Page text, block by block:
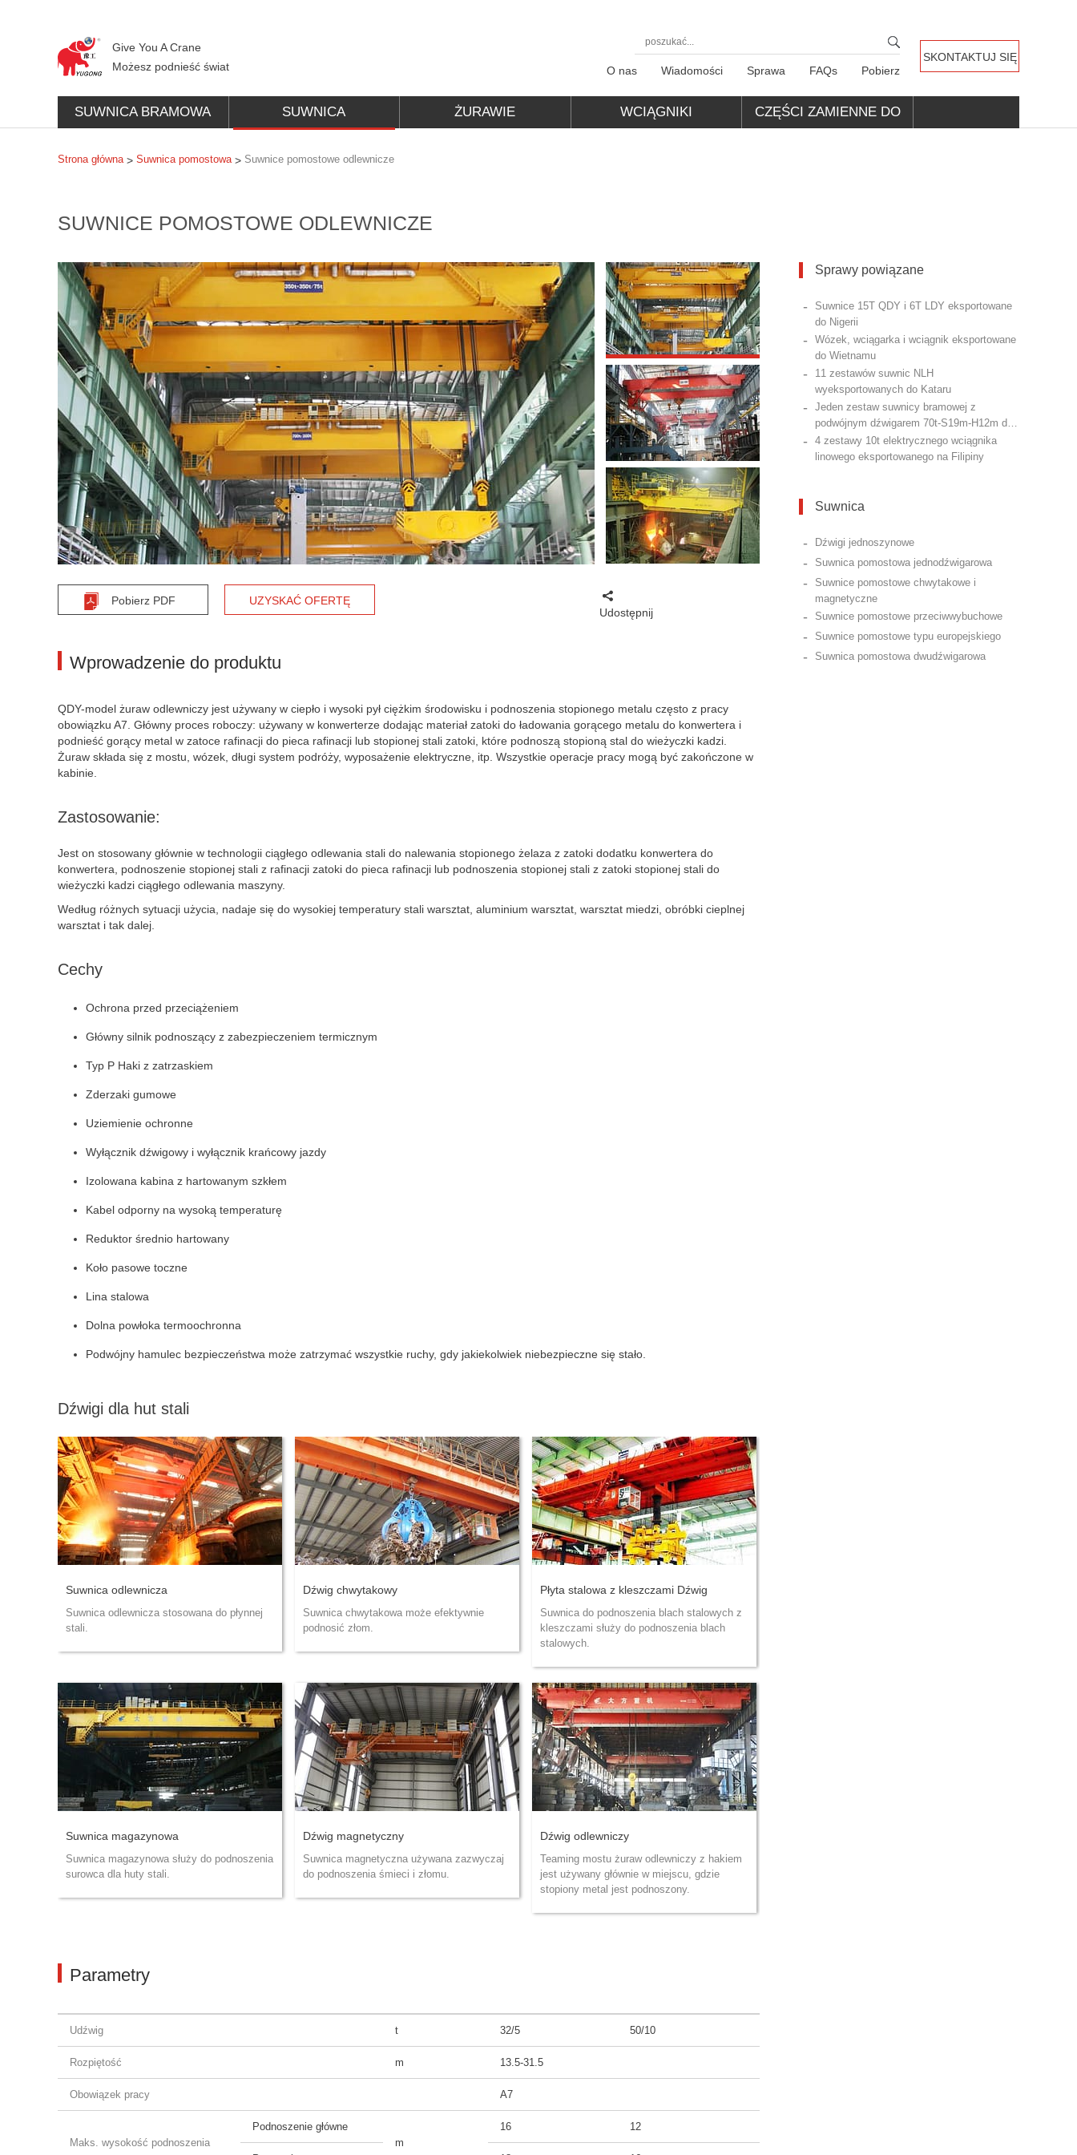
Give You A Crane
Możesz podnieść świat
SKONTAKTUJ SIĘ
O nas Wiadomości Sprawa FAQs Pobierz
SUWNICA BRAMOWA SUWNICA ŻURAWIE WCIĄGNIKI CZĘŚCI ZAMIENNE DO
Strona główna> Suwnica pomostowa> Suwnice pomostowe odlewnicze
SUWNICE POMOSTOWE ODLEWNICZE
Pobierz PDF
UZYSKAĆ OFERTĘ
Udostępnij
Wprowadzenie do produktu
QDY-model żuraw odlewniczy jest używany w ciepło i wysoki pył ciężkim środowisku i podnoszenia stopionego metalu często z pracy
obowiązku A7. Główny proces roboczy: używany w konwerterze dodając materiał zatoki do ładowania gorącego metalu do konwertera i
podnieść gorący metal w zatoce rafinacji do pieca rafinacji lub stopionej stali zatoki, które podnoszą stopioną stal do wieżyczki kadzi.
Żuraw składa się z mostu, wózek, długi system podróży, wyposażenie elektryczne, itp. Wszystkie operacje pracy mogą być zakończone w
kabinie.
Zastosowanie:
Jest on stosowany głównie w technologii ciągłego odlewania stali do nalewania stopionego żelaza z zatoki dodatku konwertera do
konwertera, podnoszenie stopionej stali z rafinacji zatoki do pieca rafinacji lub podnoszenia stopionej stali z zatoki stopionej stali do
wieżyczki kadzi ciągłego odlewania maszyny.
Według różnych sytuacji użycia, nadaje się do wysokiej temperatury stali warsztat, aluminium warsztat, warsztat miedzi, obróbki cieplnej
warsztat i tak dalej.
Cechy
Ochrona przed przeciążeniem
Główny silnik podnoszący z zabezpieczeniem termicznym
Typ P Haki z zatrzaskiem
Zderzaki gumowe
Uziemienie ochronne
Wyłącznik dźwigowy i wyłącznik krańcowy jazdy
Izolowana kabina z hartowanym szkłem
Kabel odporny na wysoką temperaturę
Reduktor średnio hartowany
Koło pasowe toczne
Lina stalowa
Dolna powłoka termoochronna
Podwójny hamulec bezpieczeństwa może zatrzymać wszystkie ruchy, gdy jakiekolwiek niebezpieczne się stało.
Dźwigi dla hut stali
Suwnica odlewnicza
Suwnica odlewnicza stosowana do płynnej
stali.
Dźwig chwytakowy
Suwnica chwytakowa może efektywnie
podnosić złom.
Płyta stalowa z kleszczami Dźwig
Suwnica do podnoszenia blach stalowych z
kleszczami służy do podnoszenia blach
stalowych.
Suwnica magazynowa
Suwnica magazynowa służy do podnoszenia
surowca dla huty stali.
Dźwig magnetyczny
Suwnica magnetyczna używana zazwyczaj
do podnoszenia śmieci i złomu.
Dźwig odlewniczy
Teaming mostu żuraw odlewniczy z hakiem
jest używany głównie w miejscu, gdzie
stopiony metal jest podnoszony.
Parametry
Udźwig t 32/5 50/10
Rozpiętość m 13.5-31.5
Obowiązek pracy A7
Maks. wysokość podnoszenia
Podnoszenie główne
m
16 12
Sprawy powiązane
-
Suwnice 15T QDY i 6T LDY eksportowane
do Nigerii
- Wózek, wciągarka i wciągnik eksportowane
do Wietnamu
-
11 zestawów suwnic NLH
wyeksportowanych do Kataru
- Jeden zestaw suwnicy bramowej z
podwójnym dźwigarem 70t-S19m-H12m do
Kataru
- 4 zestawy 10t elektrycznego wciągnika
linowego eksportowanego na Filipiny
Suwnica
- Dźwigi jednoszynowe
- Suwnica pomostowa jednodźwigarowa
-
Suwnice pomostowe chwytakowe i
magnetyczne
- Suwnice pomostowe przeciwwybuchowe
- Suwnice pomostowe typu europejskiego
- Suwnica pomostowa dwudźwigarowa